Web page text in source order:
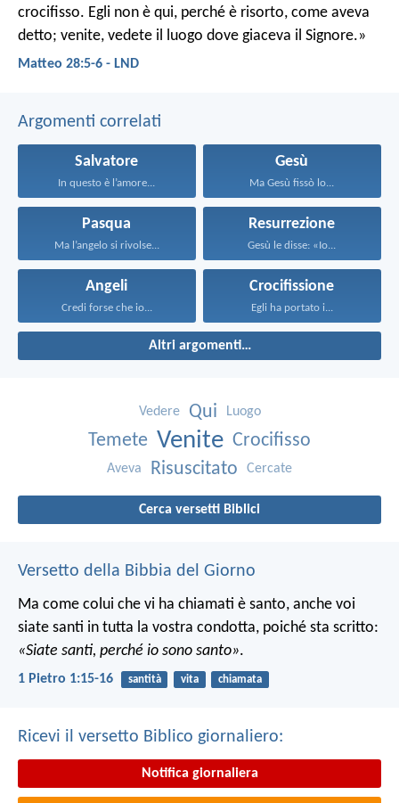
crocifisso. Egli non è qui, perché è risorto, come aveva
detto; venite, vedete il luogo dove giaceva il Signore.»
Matteo 28:5-6 - LND
Argomenti correlati
Salvatore
In questo è l’amore...
Gesù
Ma Gesù fissò lo...
Pasqua
Ma l’angelo si rivolse...
Resurrezione
Gesù le disse: «Io...
Angeli
Credi forse che io...
Crocifissione
Egli ha portato i...
Altri argomenti…
Vedere Qui Luogo
Temete Venite Crocifisso
Aveva Risuscitato Cercate
Cerca versetti Biblici
Versetto della Bibbia del Giorno
Ma come colui che vi ha chiamati è santo, anche voi
siate santi in tutta la vostra condotta, poiché sta scritto:
«Siate santi, perché io sono santo».
1 Pietro 1:15-16 santità vita chiamata
Ricevi il versetto Biblico giornaliero:
Notifica giornaliera